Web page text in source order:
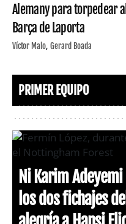
Alemany para torpedear al
Barça de Laporta
Víctor Malo Gerard Boada
PRIMER EQUIPO
Ni Karim
los dos fichajes